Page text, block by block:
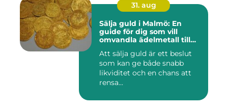
31. aug
Sälja guld i Malmö: En
guide för dig som vill
omvandla ädelmetall till
Att sälja guld är ett beslut
som kan ge både snabb
likviditet och en chans att
rensa...